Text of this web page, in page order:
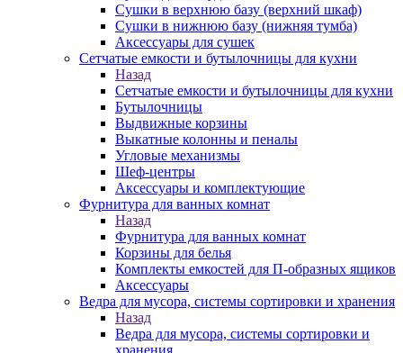
Сушки в верхнюю базу (верхний шкаф)
Сушки в нижнюю базу (нижняя тумба)
Аксессуары для сушек
Сетчатые емкости и бутылочницы для кухни
Назад
Сетчатые емкости и бутылочницы для кухни
Бутылочницы
Выдвижные корзины
Выкатные колонны и пеналы
Угловые механизмы
Шеф-центры
Аксессуары и комплектующие
Фурнитура для ванных комнат
Назад
Фурнитура для ванных комнат
Корзины для белья
Комплекты емкостей для П-образных ящиков
Аксессуары
Ведра для мусора, системы сортировки и хранения
Назад
Ведра для мусора, системы сортировки и
хранения